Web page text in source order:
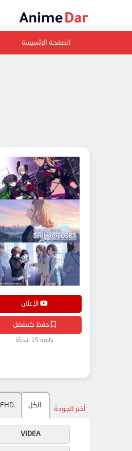
الصفحة الرئسيسة
الإعلان
حفظ كمفضل
يتابعه 15 شخصًا
أختر الجودة الكل FHD
VIDEA